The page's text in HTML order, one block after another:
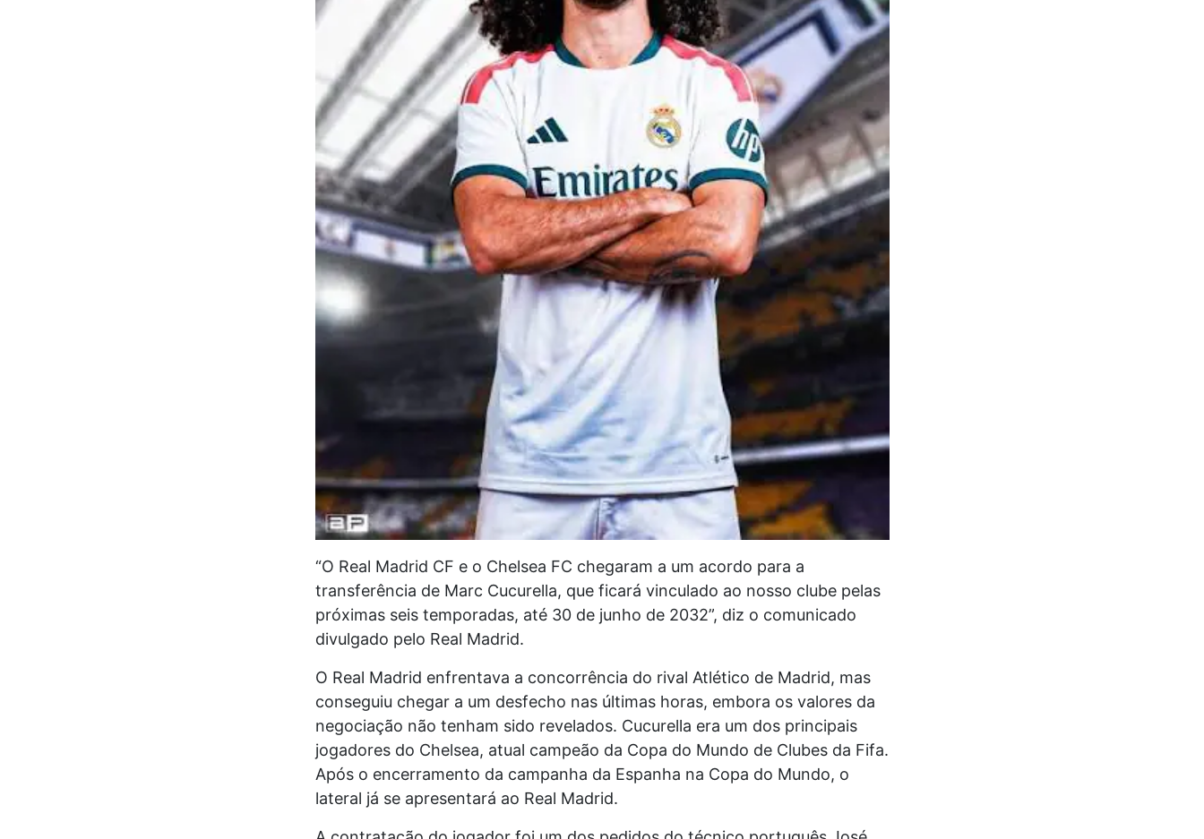
“O Real Madrid CF e o Chelsea FC chegaram a um acordo para a
transferência de Marc Cucurella, que ficará vinculado ao nosso clube pelas
próximas seis temporadas, até 30 de junho de 2032”, diz o comunicado
divulgado pelo Real Madrid.
O Real Madrid enfrentava a concorrência do rival Atlético de Madrid, mas
conseguiu chegar a um desfecho nas últimas horas, embora os valores da
negociação não tenham sido revelados. Cucurella era um dos principais
jogadores do Chelsea, atual campeão da Copa do Mundo de Clubes da Fifa.
Após o encerramento da campanha da Espanha na Copa do Mundo, o
lateral já se apresentará ao Real Madrid.